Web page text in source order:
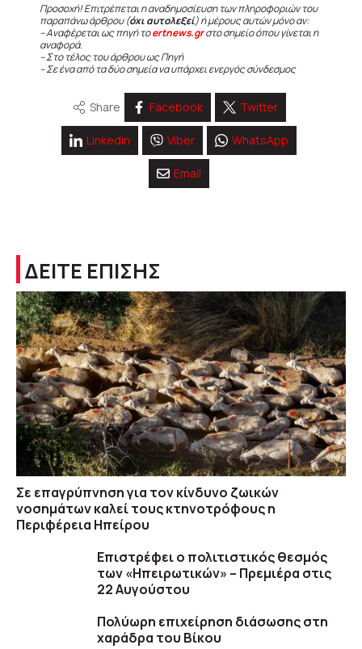
Προσοχή! Επιτρέπεται η αναδημοσίευση των πληροφοριών του
παραπάνω άρθρου (όχι αυτολεξεί) ή μέρους αυτών μόνο αν:
– Αναφέρεται ως πηγή τοertnews.grστο σημείο όπου γίνεται η
αναφορά.
– Στο τέλος του άρθρου ως Πηγή
– Σε ένα από τα δύο σημεία να υπάρχει ενεργός σύνδεσμος
Share Facebook Twitter
Linkedin Viber WhatsApp
Email
ΔΕΙΤΕ ΕΠΙΣΗΣ
Σε επαγρύπνηση για τον κίνδυνο ζωικών
νοσημάτων καλεί τους κτηνοτρόφους η
Περιφέρεια Ηπείρου
Επιστρέφει ο πολιτιστικός θεσμός
των «Ηπειρωτικών» – Πρεμιέρα στις
22 Αυγούστου
Πολύωρη επιχείρηση διάσωσης στη
χαράδρα του Βίκου